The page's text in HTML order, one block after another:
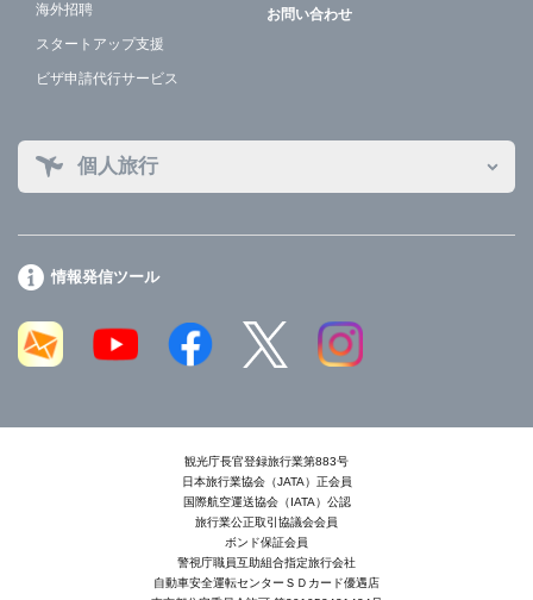
海外招聘
スタートアップ支援
ビザ申請代行サービス
お問い合わせ
個人旅行
情報発信ツール
観光庁長官登録旅行業第883号
日本旅行業協会（JATA）正会員
国際航空運送協会（IATA）公認
旅行業公正取引協議会会員
ボンド保証会員
警視庁職員互助組合指定旅行会社
自動車安全運転センターＳＤカード優遇店